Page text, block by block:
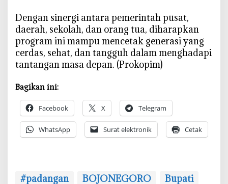
‎Dengan sinergi antara pemerintah pusat,
daerah, sekolah, dan orang tua, diharapkan
program ini mampu mencetak generasi yang
cerdas, sehat, dan tangguh dalam menghadapi
tantangan masa depan. (Prokopim)
Bagikan ini:
Facebook X Telegram
WhatsApp Surat elektronik Cetak
#padangan BOJONEGORO
Bupati